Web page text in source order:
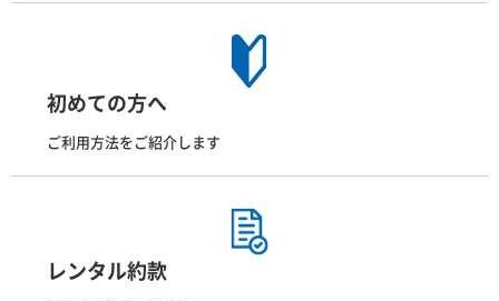
初めての方へ
ご利用方法をご紹介します
レンタル約款